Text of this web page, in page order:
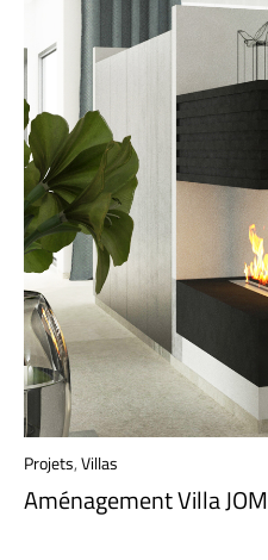
Projets,Villas
Aménagement Villa JOM